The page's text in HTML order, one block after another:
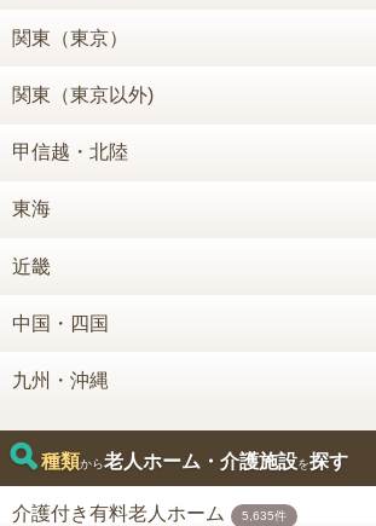
関東（東京）
関東（東京以外)
甲信越・北陸
東海
近畿
中国・四国
九州・沖縄
種類から老人ホーム・介護施設を探す
介護付き有料老人ホーム 5,635件